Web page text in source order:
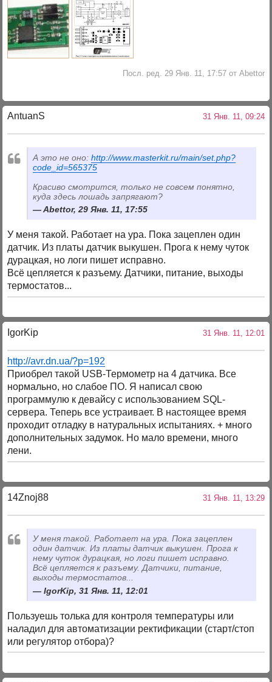
Посл. ред. 29 Янв. 11, 17:57 от Abettor
AntuanS 31 Янв. 11, 09:24
А это не оно:http://www.masterkit.ru/main/set.php?
code_id=565375
Красиво смотрится, только не совсем понятно,
куда здесь лошадь запрягают?
Abettor, 29 Янв. 11, 17:55
У меня такой. Работает на ура. Пока зацеплен один
датчик. Из платы датчик выкушен. Прога к нему чуток
дурацкая, но логи пишет исправно.
Всё цепляется к разъему. Датчики, питание, выходы
термостатов...
IgorKip 31 Янв. 11, 12:01
http://avr.dn.ua/?p=192
Приобрел такой USB-Термометр на 4 датчика. Все
нормально, но слабое ПО. Я написал свою
программулю к девайсу с использованием SQL-
сервера. Теперь все устраивает. В настоящее время
проходит отладку в натуральных испытаниях. + много
дополнительных задумок. Но мало времени, много
лени.
14Znoj88 31 Янв. 11, 13:29
У меня такой. Работает на ура. Пока зацеплен
один датчик. Из платы датчик выкушен. Прога к
нему чуток дурацкая, но логи пишет исправно.
Всё цепляется к разъему. Датчики, питание,
выходы термостатов...
IgorKip, 31 Янв. 11, 12:01
Пользуешь толька для контроля температуры или
наладил для автоматизации ректификации (старт/стоп
или регулятор отбора)?